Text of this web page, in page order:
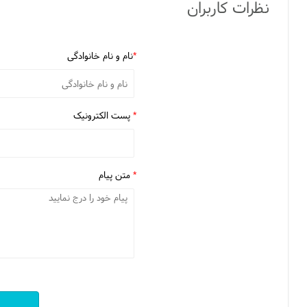
نظرات کاربران
*نام و نام خانوادگی
* پست الکترونیک
* متن پیام